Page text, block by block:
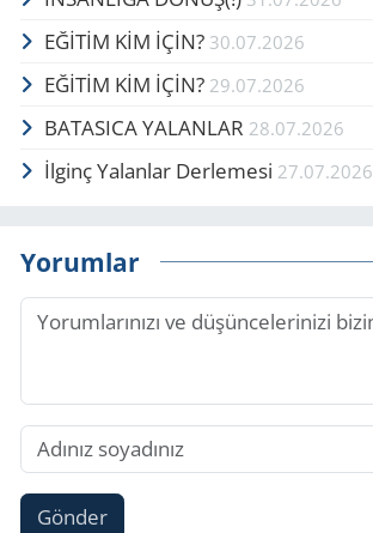
EĞİTİM KİM İÇİN? 30.07.2026
EĞİTİM KİM İÇİN? 29.07.2026
BATASICA YALANLAR 28.07.2026
İlginç Yalanlar Derlemesi 27.07.2026
Yorumlar
Gönder